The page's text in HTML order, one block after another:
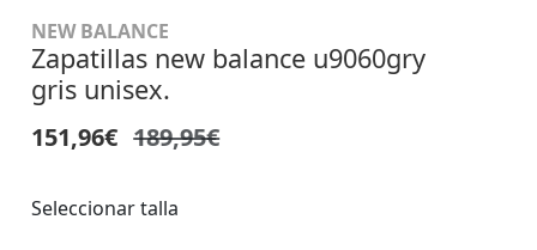
NEW BALANCE
Zapatillas new balance u9060gry
gris unisex.
151,96€ 189,95€
Seleccionar talla